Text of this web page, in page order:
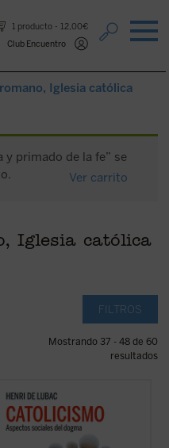
1 producto
12,00€
Club Encuentro
Iglesia católica
y primado de la fe” se
Ver carrito
Iglesia católica
FILTROS
Mostrando 37 - 48 de 60
resultados
este gran clásico, de carácter
del padre De Lubac se
los dos rasgos esenciales de la
católica. Por un lado, la dimensión
--la solidaridad universal como
salvífico de la ...